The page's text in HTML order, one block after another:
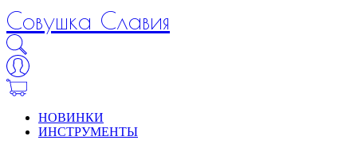
Совушка Славия
НОВИНКИ
ИНСТРУМЕНТЫ